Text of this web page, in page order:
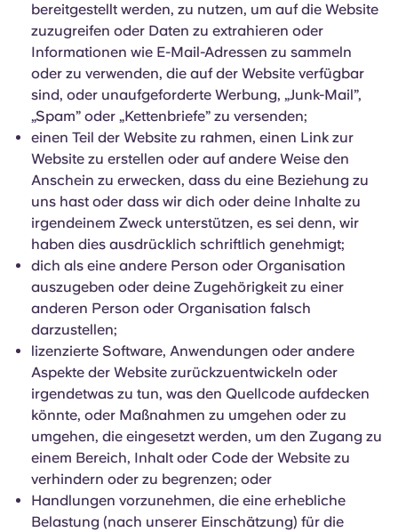
bereitgestellt werden, zu nutzen, um auf die Website
zuzugreifen oder Daten zu extrahieren oder
Informationen wie E-Mail-Adressen zu sammeln
oder zu verwenden, die auf der Website verfügbar
sind, oder unaufgeforderte Werbung, „Junk-Mail”,
„Spam” oder „Kettenbriefe” zu versenden;
einen Teil der Website zu rahmen, einen Link zur
Website zu erstellen oder auf andere Weise den
Anschein zu erwecken, dass du eine Beziehung zu
uns hast oder dass wir dich oder deine Inhalte zu
irgendeinem Zweck unterstützen, es sei denn, wir
haben dies ausdrücklich schriftlich genehmigt;
dich als eine andere Person oder Organisation
auszugeben oder deine Zugehörigkeit zu einer
anderen Person oder Organisation falsch
darzustellen;
lizenzierte Software, Anwendungen oder andere
Aspekte der Website zurückzuentwickeln oder
irgendetwas zu tun, was den Quellcode aufdecken
könnte, oder Maßnahmen zu umgehen oder zu
umgehen, die eingesetzt werden, um den Zugang zu
einem Bereich, Inhalt oder Code der Website zu
verhindern oder zu begrenzen; oder
Handlungen vorzunehmen, die eine erhebliche
Belastung (nach unserer Einschätzung) für die